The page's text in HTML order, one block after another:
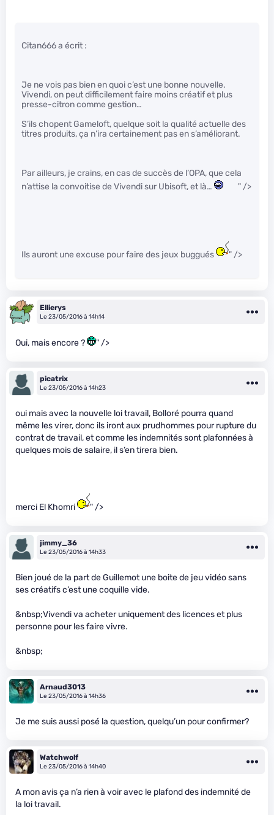
Citan666 a écrit :
Je ne vois pas bien en quoi c’est une bonne nouvelle.
Vivendi, on peut difficilement faire moins créatif et plus
presse-citron comme gestion…
S’ils chopent Gameloft, quelque soit la qualité actuelle des
titres produits, ça n’ira certainement pas en s’améliorant.
Par ailleurs, je crains, en cas de succès de l’OPA, que cela
n’attise la convoitise de Vivendi sur Ubisoft, et là…
" />
Ils auront une excuse pour faire des jeux buggués " />
Ellierys
Le 23/05/2016 à 14h14
Oui, mais encore ? " />
picatrix
Le 23/05/2016 à 14h23
oui mais avec la nouvelle loi travail, Bolloré pourra quand
même les virer, donc ils iront aux prudhommes pour rupture du
contrat de travail, et comme les indemnités sont plafonnées à
quelques mois de salaire, il s’en tirera bien.
merci El Khomri " />
jimmy_36
Le 23/05/2016 à 14h33
Bien joué de la part de Guillemot une boite de jeu vidéo sans
ses créatifs c’est une coquille vide.
&nbsp;Vivendi va acheter uniquement des licences et plus
personne pour les faire vivre.
&nbsp;
Arnaud3013
Le 23/05/2016 à 14h36
Je me suis aussi posé la question, quelqu’un pour confirmer?
Watchwolf
Le 23/05/2016 à 14h40
A mon avis ça n’a rien à voir avec le plafond des indemnité de
la loi travail.